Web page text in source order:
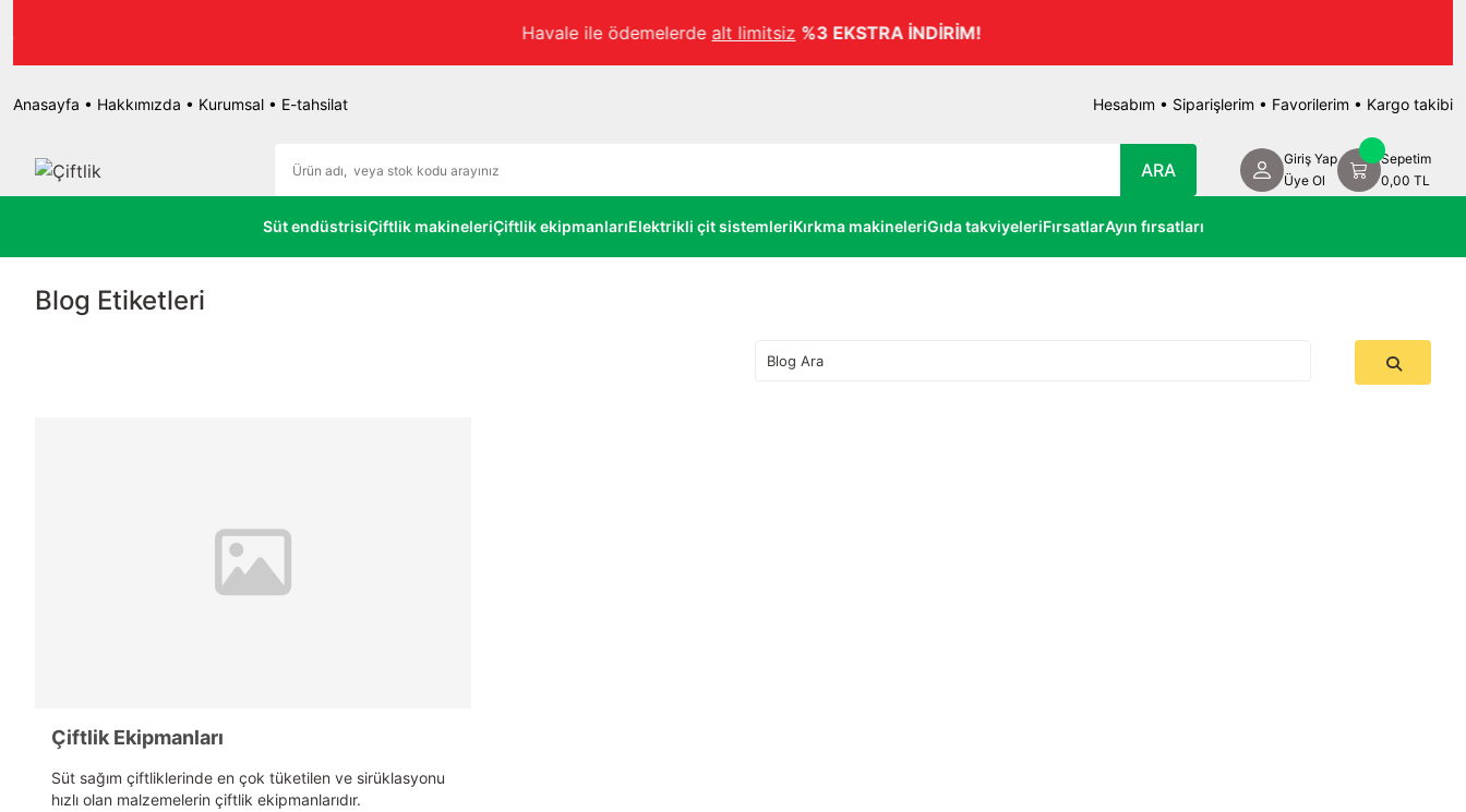
Havale ile ödemelerdealt limitsiz %3 EKSTRA İNDİRİM!
Anasayfa • Hakkımızda • Kurumsal • E-tahsilat Hesabım • Siparişlerim • Favorilerim • Kargo takibi
ARA
Giriş Yap
Üye Ol
Sepetim
0,00 TL
Süt endüstrisiÇiftlik makineleriÇiftlik ekipmanlarıElektrikli çit sistemleriKırkma makineleriGıda takviyeleriFırsatlarAyın fırsatları
Blog Etiketleri
Çiftlik Ekipmanları
Süt sağım çiftliklerinde en çok tüketilen ve sirüklasyonu
hızlı olan malzemelerin çiftlik ekipmanlarıdır.